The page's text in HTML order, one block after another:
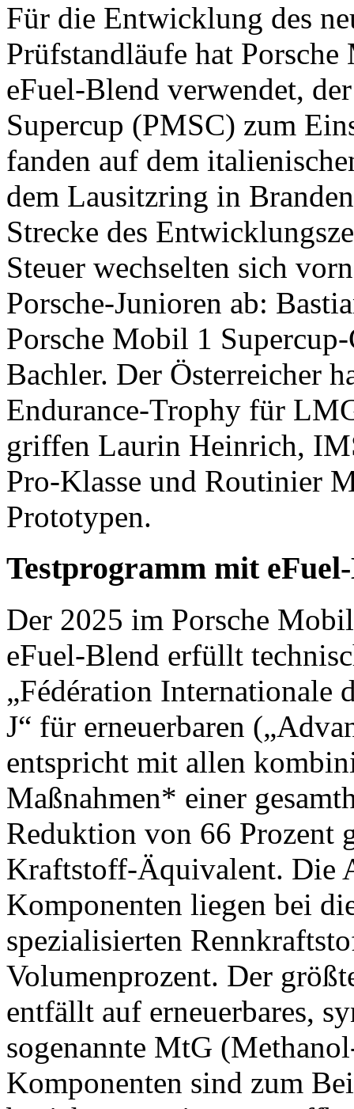
Für die Entwicklung des
Prüfstandläufe hat
eFuel-Blend verwendet,
Supercup (PMSC) zum
fanden auf dem
dem Lausitzring in
Strecke des
Steuer wechselten sich
Porsche-Junioren ab:
Porsche Mobil 1
Bachler. Der Österreicher
Endurance-Trophy für
griffen Laurin Heinrich,
Pro-Klasse und Routinier
Prototypen.
Testprogramm mit
Der 2025 im Porsche
eFuel-Blend erfüllt
„Fédération
J“ für erneuerbaren
entspricht mit allen
Maßnahmen* einer
Reduktion von 66 Prozent
Kraftstoff-Äquivalent. Die
Komponenten liegen bei
spezialisierten
Volumenprozent. Der
entfällt auf erneuerbares,
sogenannte MtG
Komponenten sind zum